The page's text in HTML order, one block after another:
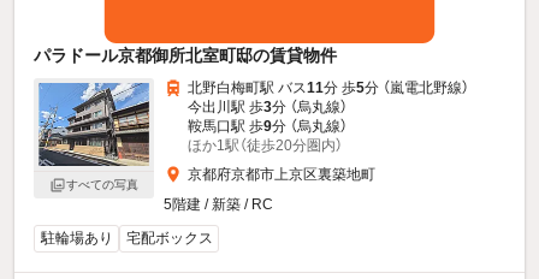
パラドール京都御所北室町邸の賃貸物件
すべての写真
北野白梅町駅 バス11分 歩5分 （嵐電北野線）
今出川駅 歩3分 （烏丸線）
鞍馬口駅 歩9分 （烏丸線）
ほか1駅（徒歩20分圏内）
京都府京都市上京区裏築地町
5階建 / 新築 / RC
駐輪場あり
宅配ボックス